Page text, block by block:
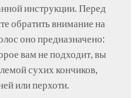
инструкции. Перед
обратить внимание на
оно предназначено:
вам не подходит, вы
сухих кончиков,
или перхоти.